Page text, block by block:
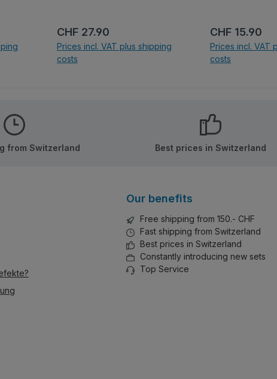
erwecken die
Unterwasserwelt zum Leben
und der eingebaute
dein Riff so schön bleiben,
Regular price:
CHF 27.90
Prices incl. VAT plus shipping
costs
Regular price:
CHF 15.90
Prices incl. VAT
costs
from Switzerland Best prices in Switzerland
Our benefits
Free shipping from 150.- CHF
Fast shipping from Switzerland
Best prices in Switzerland
Constantly introducing new sets
Top Service